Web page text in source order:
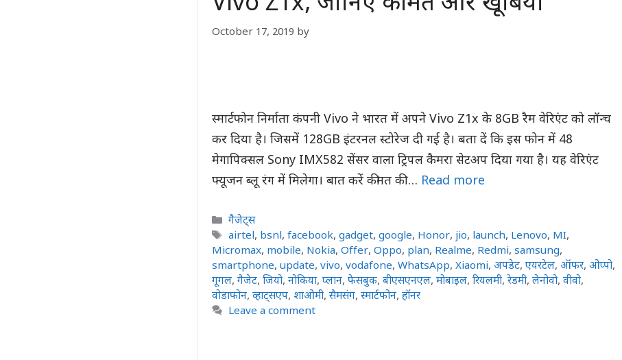
October 17, 2019 by
स्मार्टफोन निर्माता कंपनी Vivo ने भारत में अपने Vivo Z1x के 8GB रैम वेरिएंट को लॉन्च
कर दिया है। जिसमें 128GB इंटरनल स्टोरेज दी गई है। बता दें कि इस फोन में 48
मेगापिक्सल Sony IMX582 सेंसर वाला ट्रिपल कैमरा सेटअप दिया गया है। यह वेरिएंट
फ्यूजन ब्लू रंग में मिलेगा। बात करें कीमत की … Read more
Categories
गैजेट्स
Tags
airtel, bsnl,facebook,gadget,google, Honor, jio, launch, Lenovo, MI,
Micromax, mobile, Nokia, Offer, Oppo, plan, Realme, Redmi, samsung,
smartphone, update, vivo, vodafone, WhatsApp, Xiaomi, अपडेट, एयरटेल, ऑफर, ओप्पो,
गूगल, गैजेट, जियो, नोकिया, प्लान, फेसबुक, बीएसएनएल, मोबाइल, रियलमी, रेडमी, लेनोवो, वीवो,
वोडाफोन, व्हाट्सएप, शाओमी, सैमसंग, स्मार्टफोन, हॉनर
Leave a comment